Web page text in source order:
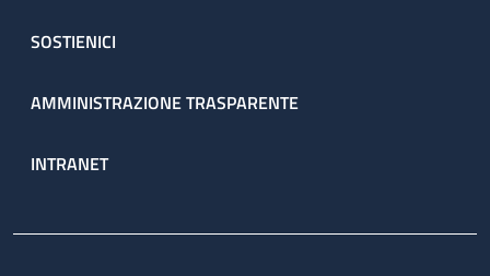
SOSTIENICI
AMMINISTRAZIONE TRASPARENTE
INTRANET